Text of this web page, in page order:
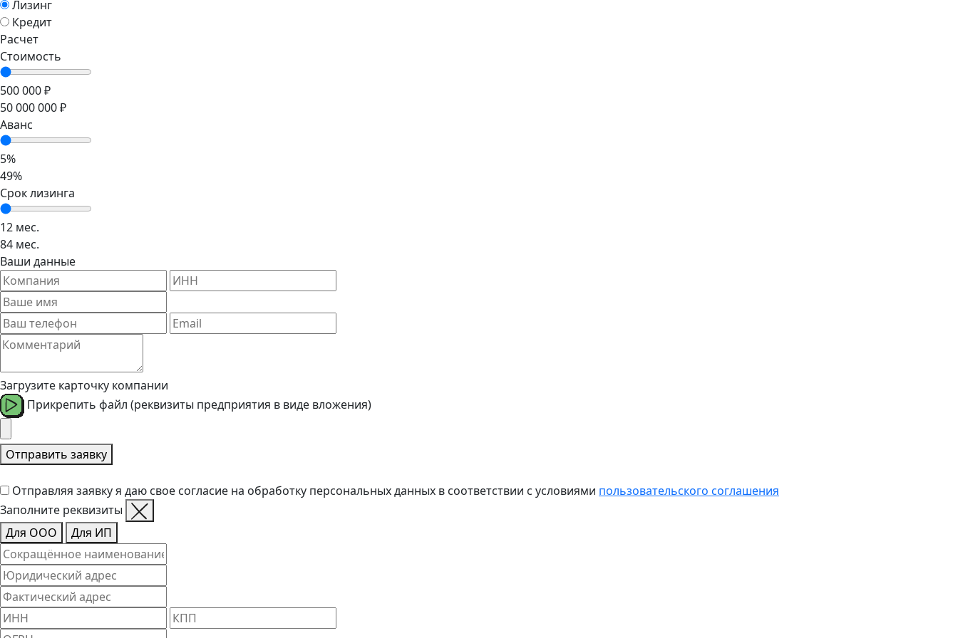
Лизинг
Кредит
Расчет
Стоимость
500 000 ₽
50 000 000 ₽
Аванс
5%
49%
Срок лизинга
12 мес.
84 мес.
Ваши данные
Загрузите карточку компании
Прикрепить файл (реквизиты предприятия в виде вложения)
Отправить заявку
Отправляя заявку я даю свое согласие на обработку персональных данных в соответствии с условиями пользовательского соглашения
Заполните реквизиты
Для ООО
Для ИП